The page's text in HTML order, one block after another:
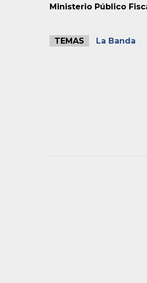
Ministerio Público
TEMAS La Banda